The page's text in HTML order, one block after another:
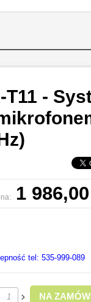
-
1
tel: 535-999-089
NA